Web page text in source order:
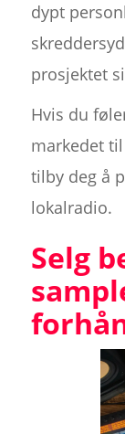
dypt
prosjektet
Hvis du
markedet
tilby deg å
lokalradio.
Selg